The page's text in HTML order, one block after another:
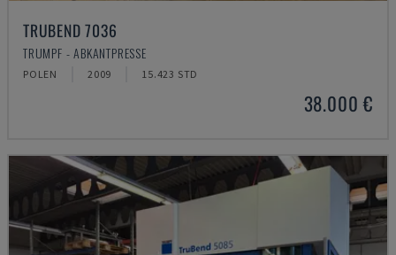
TRUBEND 7036
TRUMPF - ABKANTPRESSE
POLEN 2009 15.423 STD
38.000 €